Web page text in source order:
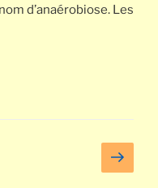
d’anaérobiose. Les
Page